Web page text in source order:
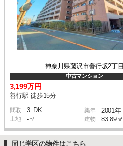
神奈川県藤沢市善行坂2丁目
中古マンション
3,199万円
善行駅 徒歩15分
間取 3LDK 築年 2001年
土地 -㎡ 建物 83.89㎡
同じ学区の物件はこちら